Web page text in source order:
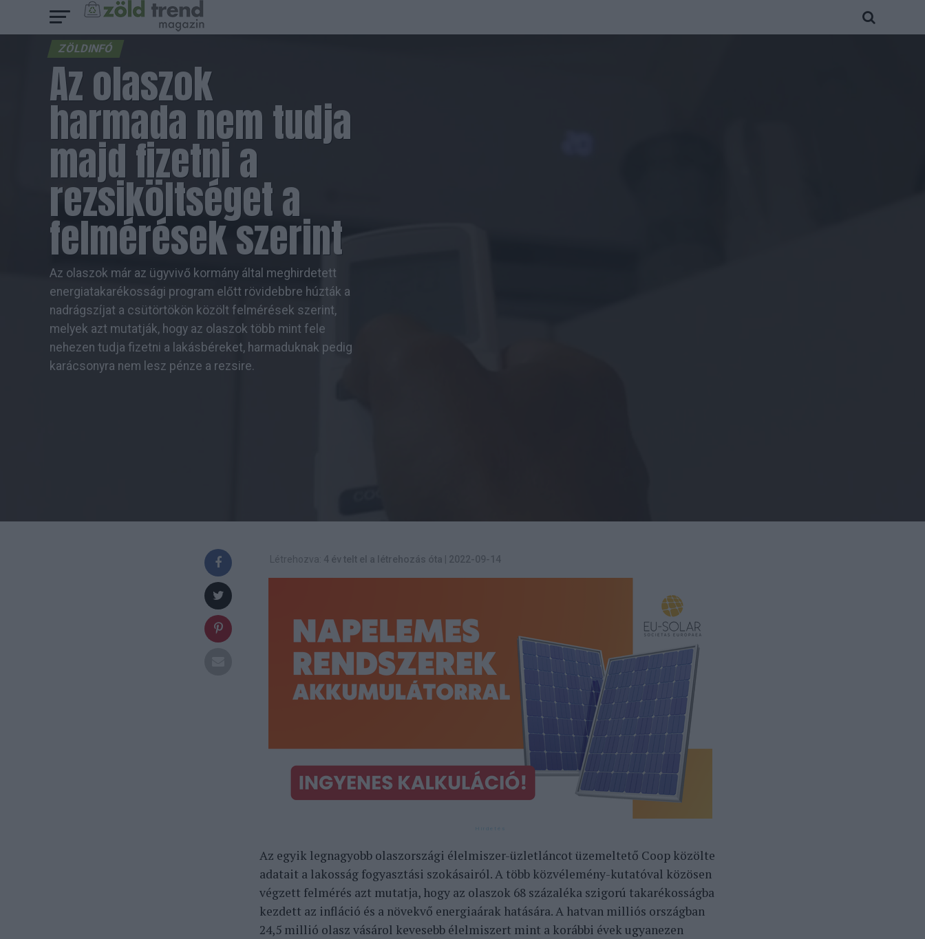
ZÖLDINFÓ
Az olaszok
harmada nem tudja
majd fizetni a
rezsiköltséget a
felmérések szerint
Az olaszok már az ügyvivő kormány által meghirdetett
energiatakarékossági program előtt rövidebbre húzták a
nadrágszíjat a csütörtökön közölt felmérések szerint,
melyek azt mutatják, hogy az olaszok több mint fele
nehezen tudja fizetni a lakásbéreket, harmaduknak pedig
karácsonyra nem lesz pénze a rezsire.
Létrehozva: 4 év telt el a létrehozás óta 2022-09-14
Az egyik legnagyobb olaszországi élelmiszer-üzletláncot üzemeltető Coop közölte
adatait a lakosság fogyasztási szokásairól. A több közvélemény-kutatóval közösen
végzett felmérés azt mutatja, hogy az olaszok 68 százaléka szigorú takarékosságba
kezdett az infláció és a növekvő energiaárak hatására. A hatvan milliós országban
24,5 millió olasz vásárol kevesebb élelmiszert mint a korábbi évek ugyanezen